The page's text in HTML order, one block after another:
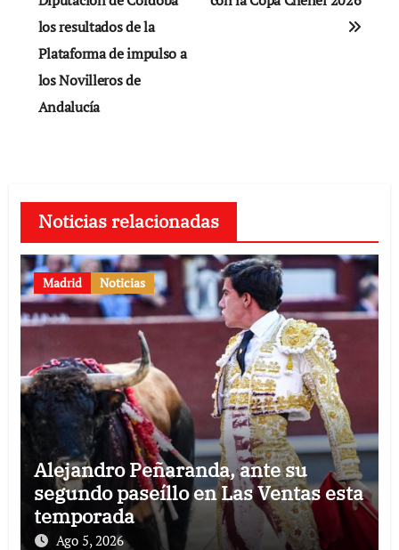
entradas
los resultados de la
Plataforma de impulso a
los Novilleros de
Andalucía
Noticias relacionadas
Madrid Noticias
Alejandro Peñaranda, ante su
segundo paseíllo en Las Ventas esta
temporada
Ago 5, 2026